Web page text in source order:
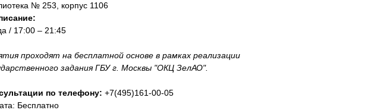
№ 253, корпус 1106
/ 17:00 – 21:45
проходят на бесплатной основе в рамках реализации
задания ГБУ г. Москвы "ОКЦ ЗелАО".
по телефону: +7(495)161-00-05
Бесплатно